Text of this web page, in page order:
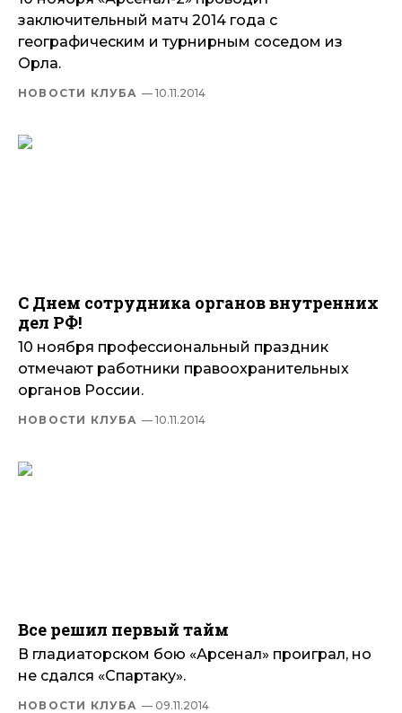
заключительный матч 2014 года с
географическим и турнирным соседом из
Орла.
НОВОСТИ КЛУБА — 10.11.2014
С Днем сотрудника органов внутренних
дел РФ!
10 ноября профессиональный праздник
отмечают работники правоохранительных
органов России.
НОВОСТИ КЛУБА — 10.11.2014
Все решил первый тайм
В гладиаторском бою «Арсенал» проиграл, но
не сдался «Спартаку».
НОВОСТИ КЛУБА — 09.11.2014